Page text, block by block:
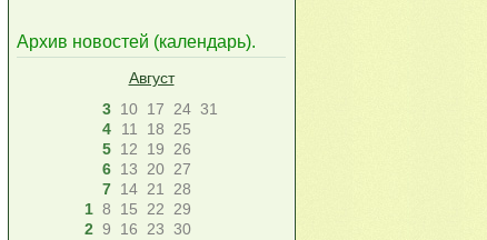
Архив новостей (календарь).
Август
3 10 17 24 31
4
11 18
25
5 12 19
26
6 13 20 27
7 14 21
28
1 8 15 22
29
2 9 16 23 30